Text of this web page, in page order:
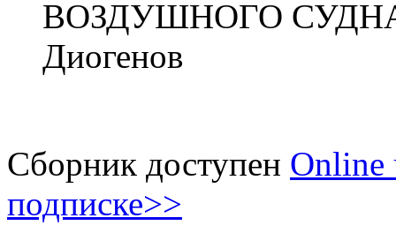
ВОЗДУШНОГО
Диогенов
Сборник доступен Online
подписке>>